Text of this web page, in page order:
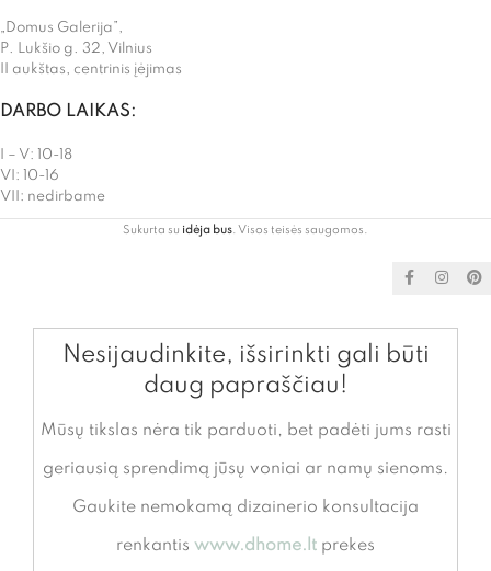
„Domus Galerija”,
P. Lukšio g. 32, Vilnius
II aukštas, centrinis įėjimas
DARBO LAIKAS:
I – V: 10-18
VI: 10-16
VII: nedirbame
Sukurta su idėja bus. Visos teisės saugomos.
Nesijaudinkite, išsirinkti gali būti
daug papraščiau!
Mūsų tikslas nėra tik parduoti, bet padėti jums rasti
geriausią sprendimą jūsų voniai ar namų sienoms.
Gaukite nemokamą dizainerio konsultacija
renkantis www.dhome.lt prekes